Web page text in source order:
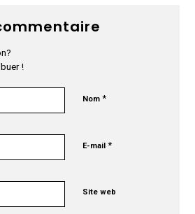
!
Nom*
E-mail*
Site web